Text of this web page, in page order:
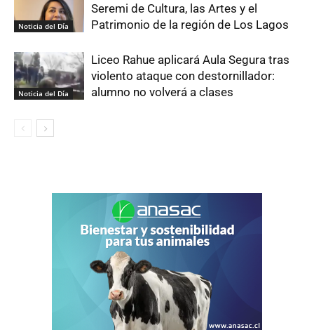
Noticia del Día
Seremi de Cultura, las Artes y el
Patrimonio de la región de Los Lagos
Noticia del Día
Liceo Rahue aplicará Aula Segura tras
violento ataque con destornillador:
alumno no volverá a clases